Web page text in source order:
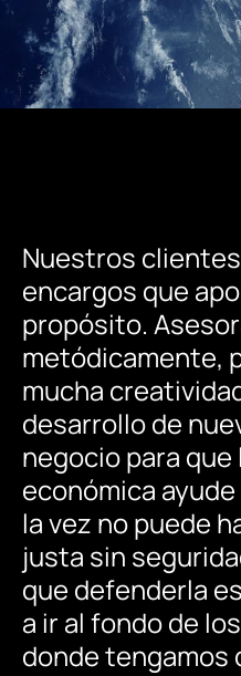
Nuestros clientes
encargos que
propósito.
metódicamente,
mucha
desarrollode
negociopara que
económica ayude
lavez nopuede
justa sin
que defenderla
a ir al fondode los
dondetengamos